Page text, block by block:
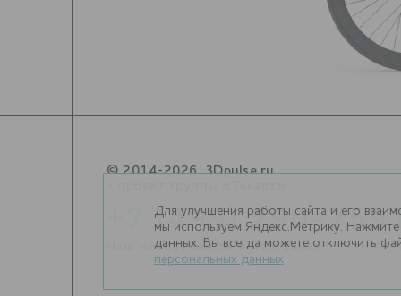
© 2014-2026. 3Dpulse.ru
+7 (495) 790-
Наш новостной telegram канал:https://
Для улучшения работы сайта и его
мы используем Яндекс.Метрику.
данных. Вы всегда можете отключить
персональных данных